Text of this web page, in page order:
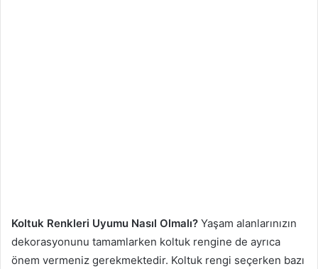
Koltuk Renkleri Uyumu Nasıl Olmalı? Yaşam alanlarınızın
dekorasyonunu tamamlarken koltuk rengine de ayrıca
önem vermeniz gerekmektedir. Koltuk rengi seçerken bazı